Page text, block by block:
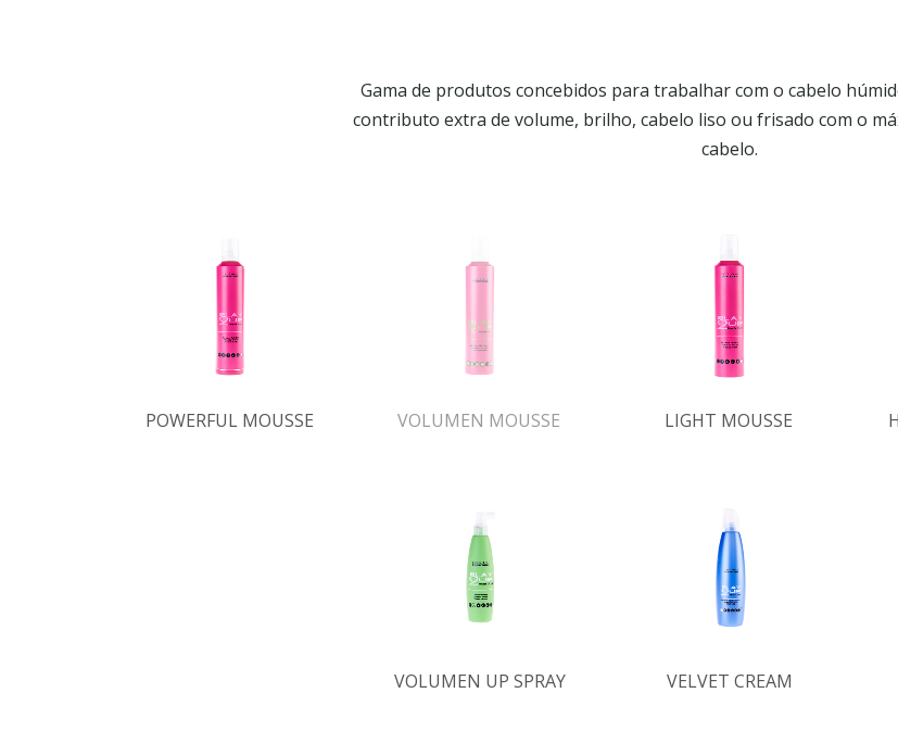
Gama de produtos concebidos para trabalhar com o cabelo
contributo extra de volume, brilho, cabelo liso ou frisado com o
cabelo.
POWERFUL MOUSSE VOLUMEN MOUSSE LIGHT MOUSSE
VOLUMEN UP SPRAY VELVET CREAM